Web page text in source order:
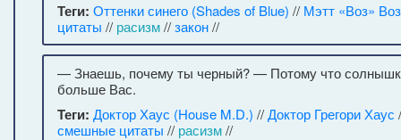
Теги: Оттенки синего (Shades of Blue) // Мэтт «Воз»
цитаты // расизм//закон//
— Знаешь, почему ты черный? — Потому что
больше Вас.
Теги: Доктор Хаус (House M.D.) //Доктор Грегори Хаус
смешные цитаты // расизм//